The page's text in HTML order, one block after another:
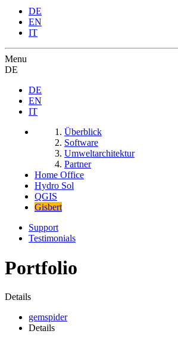
DE
EN
IT
Menu
DE
DE
EN
IT
Überblick
Software
Umweltarchitektur
Partner
Home Office
Hydro Sol
QGIS
Gisbert
Support
Testimonials
Portfolio
Details
gemspider
Details